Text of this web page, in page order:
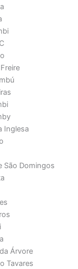
Inglesa
São Domingos
Árvore
Tavares